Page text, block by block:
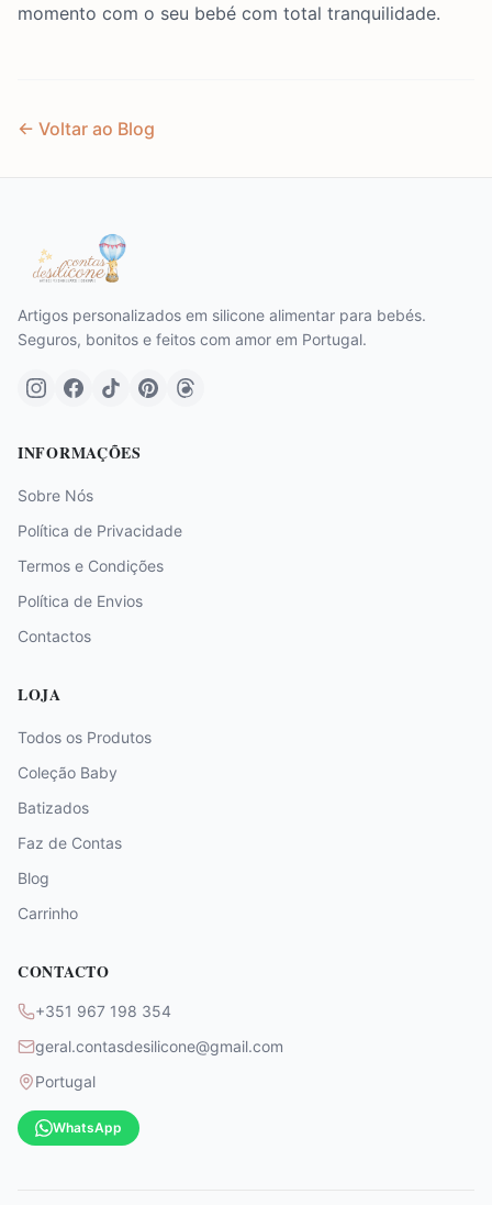
momento com o seu bebé com total tranquilidade.
← Voltar ao Blog
Artigos personalizados em silicone alimentar para bebés.
Seguros, bonitos e feitos com amor em Portugal.
INFORMAÇÕES
Sobre Nós
Política de Privacidade
Termos e Condições
Política de Envios
Contactos
LOJA
Todos os Produtos
Coleção Baby
Batizados
Faz de Contas
Blog
Carrinho
CONTACTO
+351 967 198 354
geral.contasdesilicone@gmail.com
Portugal
WhatsApp